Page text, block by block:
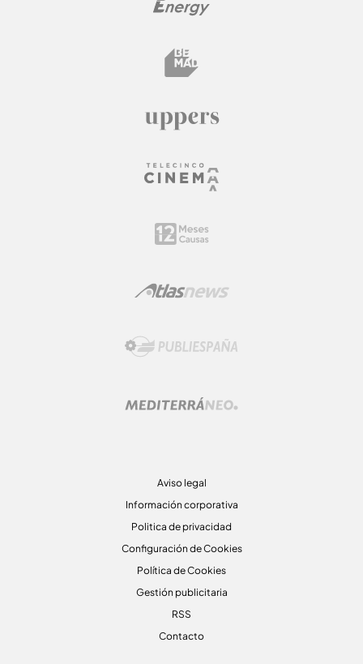
Aviso legal
Información corporativa
Politica de privacidad
Configuración de Cookies
Política de Cookies
Gestión publicitaria
RSS
Contacto